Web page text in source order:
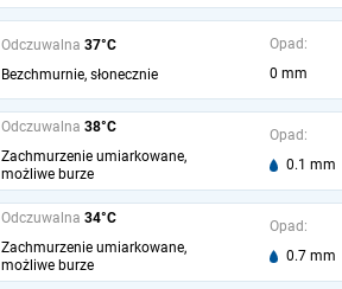
Odczuwalna 37°C
Bezchmurnie, słonecznie
Opad:
0 mm
Odczuwalna 38°C
Zachmurzenie umiarkowane,
możliwe burze
Opad:
0.1 mm
Odczuwalna 34°C
Zachmurzenie umiarkowane,
możliwe burze
Opad:
0.7 mm